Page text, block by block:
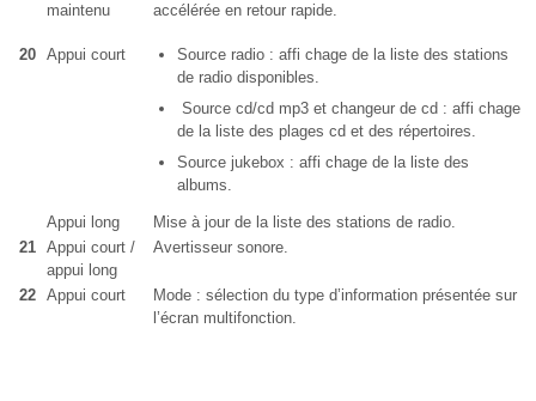
maintenu
accélérée en retour rapide.
20 Appui court
Source radio : affi chage de la liste des stations
de radio disponibles.
Source cd/cd mp3 et changeur de cd : affi chage
de la liste des plages cd et des répertoires.
Source jukebox : affi chage de la liste des
albums.
Appui long
Mise à jour de la liste des stations de radio.
21 Appui court /
appui long
Avertisseur sonore.
22 Appui court
Mode : sélection du type d’information présentée sur
l’écran multifonction.